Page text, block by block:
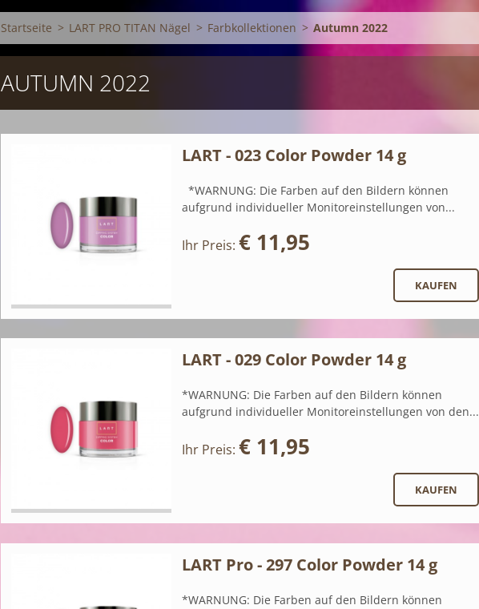
Startseite > LART PRO TITAN Nägel > Farbkollektionen > Autumn 2022
AUTUMN 2022
LART - 023 Color Powder 14 g
*WARNUNG: Die Farben auf den Bildern können
aufgrund individueller Monitoreinstellungen von...
Ihr Preis: € 11,95
LART - 029 Color Powder 14 g
*WARNUNG: Die Farben auf den Bildern können
aufgrund individueller Monitoreinstellungen von den...
Ihr Preis: € 11,95
LART Pro - 297 Color Powder 14 g
*WARNUNG: Die Farben auf den Bildern können